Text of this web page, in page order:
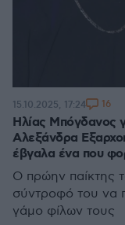
Ηλίας Μπόγδανος
Αλεξάνδρα
έβγαλα ένα που
Ο πρώην παίκτης
σύντροφό του να
γάμο φίλων τους
15.10.2025, 17:24 16